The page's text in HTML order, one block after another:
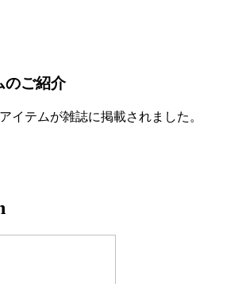
のご紹介
イテムが雑誌に掲載されました。